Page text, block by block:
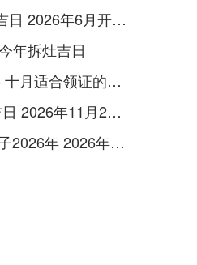
2026年6月开业的黄道吉日 2026年6月开业黄道吉日查询
年拆灶吉日
十月份宜领证黄历2026 十月适合领证的好日子2026年
阳历2026年11月黄道吉日 2026年11月26日阳历黄道吉日
四月适合装修开工的日子2026年 2026年四月份适合装修开工的黄道吉日